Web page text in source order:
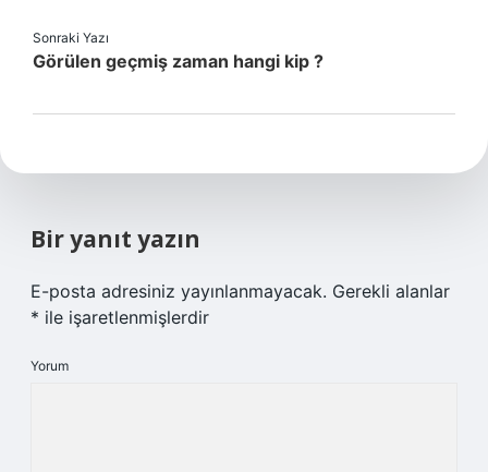
Sonraki Yazı
Görülen geçmiş zaman hangi kip ?
Bir yanıt yazın
E-posta adresiniz yayınlanmayacak. Gerekli alanlar
* ile işaretlenmişlerdir
Yorum